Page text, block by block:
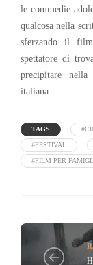
le commedie
qualcosa nella
sferzando il
spettatore di
precipitare
italiana.
TAGS
#FESTIVAL
#FILM PER